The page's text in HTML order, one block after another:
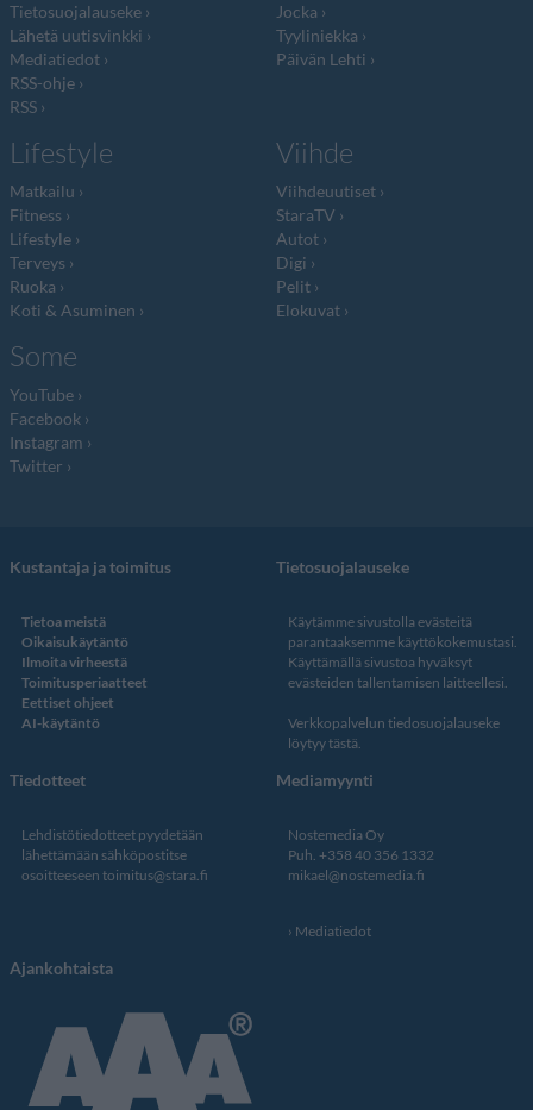
Tietosuojalauseke
Lähetä uutisvinkki
Mediatiedot
RSS-ohje
RSS
Jocka
Tyyliniekka
Päivän Lehti
Lifestyle
Matkailu
Fitness
Lifestyle
Terveys
Ruoka
Koti & Asuminen
Viihde
Viihdeuutiset
StaraTV
Autot
Digi
Pelit
Elokuvat
Some
YouTube
Facebook
Instagram
Twitter
Kustantaja ja toimitus
Tietoa meistä
Oikaisukäytäntö
Ilmoita virheestä
Toimitusperiaatteet
Eettiset ohjeet
AI-käytäntö
Tietosuojalauseke
Käytämme sivustolla evästeitä
parantaaksemme käyttökokemustasi.
Käyttämällä sivustoa hyväksyt
evästeiden tallentamisen laitteellesi.
Verkkopalvelun tiedosuojalauseke
löytyy tästä.
Tiedotteet
Lehdistötiedotteet pyydetään
lähettämään sähköpostitse
osoitteeseen toimitus@stara.fi
Mediamyynti
Nostemedia Oy
Puh. +358 40 356 1332
mikael@nostemedia.fi
Mediatiedot
Ajankohtaista